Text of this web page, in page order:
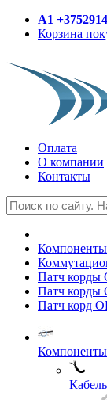
A1
Корзина
Оплата
О компании
Контакты
Патч корды
Патч корды
Патч корд